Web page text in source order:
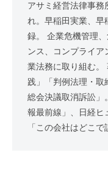
アサミ経営法律事
れ。早稲田実業、早
録。 企業危機管理
ンス、コンプライ
業法務に取り組む。
践」「判例法理・取
総会決議取消訴訟」
報最前線」、日経ヒ
「この会社はどこで